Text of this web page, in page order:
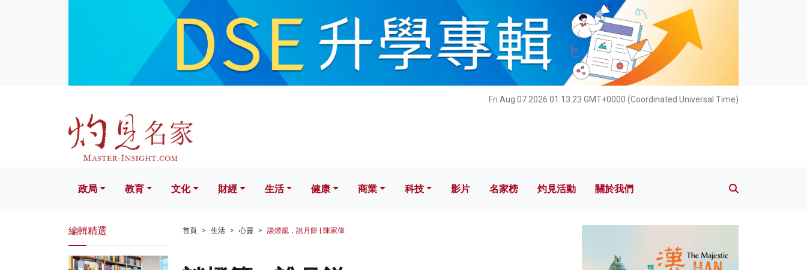
Fri Aug 07 2026 01:13:25 GMT+0000 (Coordinated Universal Time)
文化 財經 生活 健康 科技 影片 名家榜 灼見活動 關於我們
政局 教育 文化 財經 生活 健康 商業 科技 影片 名家榜 灼見活動 關於我們
首頁 生活 心靈 談燈籠，說月餅 | 陳家偉
編輯精選